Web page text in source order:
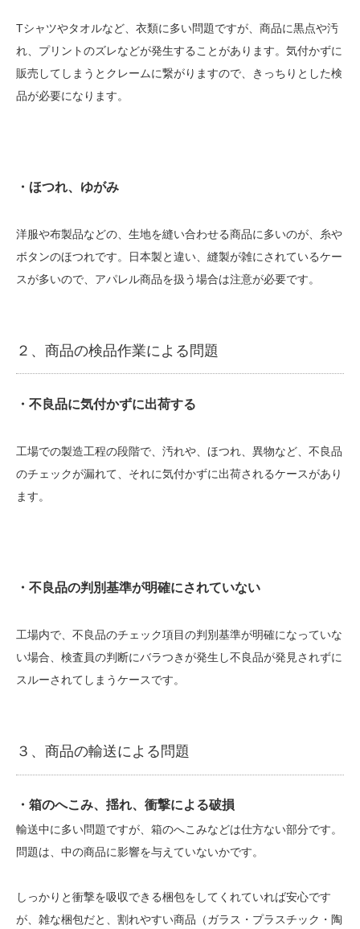
Tシャツやタオルなど、衣類に多い問題ですが、商品に黒点や汚
れ、プリントのズレなどが発生することがあります。気付かずに
販売してしまうとクレームに繋がりますので、きっちりとした検
品が必要になります。
・ほつれ、ゆがみ
洋服や布製品などの、生地を縫い合わせる商品に多いのが、糸や
ボタンのほつれです。
日本製と違い、縫製が雑にされているケー
スが多いので、アパレル商品を扱う場合は注意が必要です。
２、商品の検品作業による問題
・不良品に気付かずに出荷する
工場での製造工程の段階で、汚れや、ほつれ、異物など、不良品
のチェックが漏れて、それに気付かずに出荷されるケースがあり
ます。
・不良品の判別基準が明確にされていない
工場内で、不良品のチェック項目の判別基準が明確になっていな
い場合、検査員の判断にバラつきが発生し不良品が発見されずに
スルーされてしまうケースです。
３、商品の輸送による問題
・箱のへこみ、揺れ、衝撃による破損
輸送中に多い問題ですが、箱のへこみなどは仕方ない部分です。
問題は、中の商品に影響を与えていないかです。
しっかりと衝撃を吸収できる梱包をしてくれていれば安心です
が、雑な梱包だと、割れやすい商品（ガラス・プラスチック・陶